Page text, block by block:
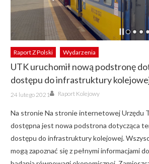
Raport Z Polski Wydarzenia
UTK uruchomił nową podstronę
dostępu do infrastruktury
Posted
on
24 lutego 2021 Author
Raport Kolejowy
Na stronie Na stronie internetowej Urzędu
dostępna jest nowa podstrona dotycząca
dostępu do infrastruktury kolejowej.
mogą zapoznać się z pełnymi informacjami